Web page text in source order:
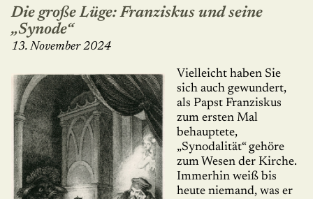
Die große Lüge: Franziskus und seine
„Synode“
13. November 2024
Vielleicht haben Sie
sich auch gewundert,
als Papst Franziskus
zum ersten Mal
behauptete,
„Synodalität“ gehöre
zum Wesen der Kirche.
Immerhin weiß bis
heute niemand, was er